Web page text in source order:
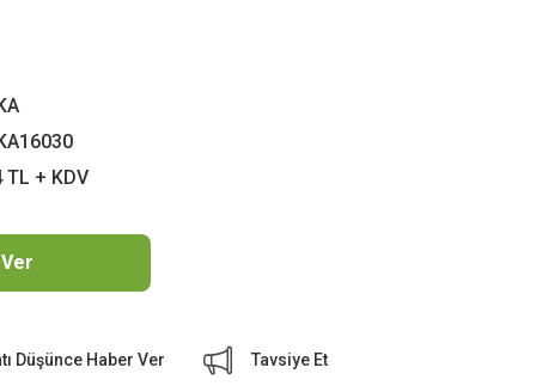
TL + KDV
Düşünce Haber Ver Tavsiye Et